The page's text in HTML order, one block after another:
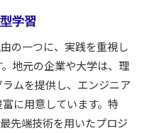
学習
の一つに、実践を重視し
地元の企業や大学は、理
ムを提供し、エンジニア
に用意しています。特
先端技術を用いたプロジ